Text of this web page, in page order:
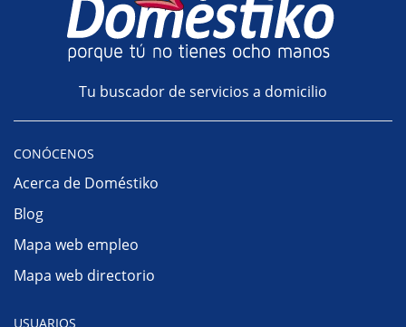
Tu buscador de servicios a domicilio
CONÓCENOS
Acerca de Doméstiko
Blog
Mapa web empleo
Mapa web directorio
USUARIOS